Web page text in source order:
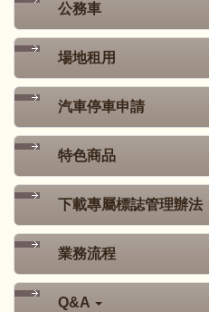
公務車
場地租用
汽車停車申請
特色商品
下載專屬標誌管理辦法
業務流程
Q&A